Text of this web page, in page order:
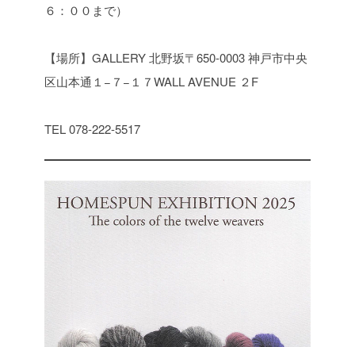
６：００まで）
【場所】 GALLERY 北野坂〒650-0003 神戸市中央
区山本通１−７−１７WALL AVENUE ２F
TEL 078-222-5517